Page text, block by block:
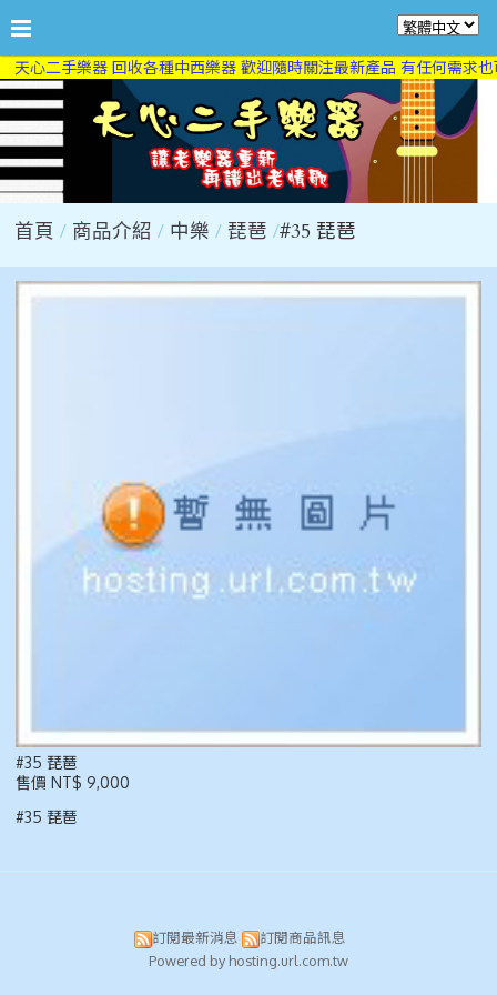
天心二手樂器 回收各種中西樂器 歡迎隨時關注最新產品 有任何需求也
首頁 商品介紹 中樂 琵琶 #35 琵琶
#35 琵琶
售價 NT$ 9,000
#35 琵琶
訂閱最新消息
訂閱商品訊息
Powered by hosting.url.com.tw